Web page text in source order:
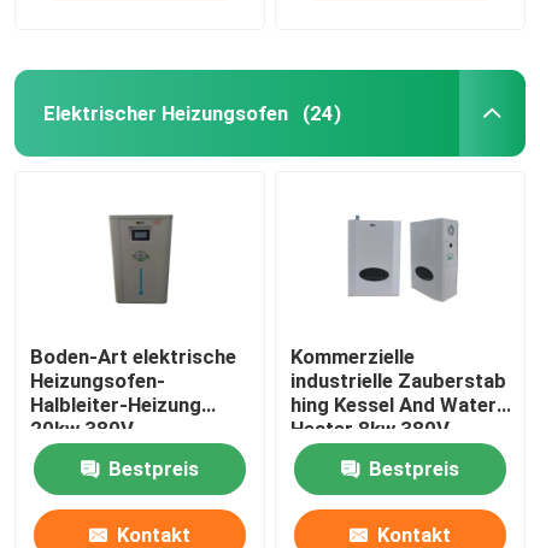
Elektrischer Heizungsofen (24)
Boden-Art elektrische
Heizungsofen-
Halbleiter-Heizung
20kw 380V
Bestpreis
Kontakt
Kommerzielle
industrielle Zauberstab
hing Kessel And Water
Heater 8kw 380V
Bestpreis
Kontakt